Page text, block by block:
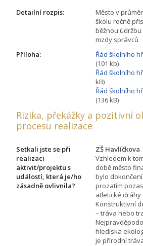
Detailní rozpis:
Město v
školu ročně
běžnou údržbu
mzdy správců
Příloha:
Řád školního
(101 kb)
Řád školního
kB)
Řád školního
(136 kB)
Rizika, překážky a pozitivní
procesu realizace
Setkali jste se při
realizaci
aktivit/projektu s
událostí, která je/ho
zásadně ovlivnila?
ZŠ Havlíčkova
Vzhledem k
době město
bylo
prozatím
atletické dráhy
Konstruktivní
– tráva nebo
hlediska
je přírodní